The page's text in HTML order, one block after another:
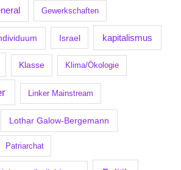
Gewerkschaften
Israel kapitalismus
Klasse Klima/Ökologie
Linker Mainstream
Lothar Galow-Bergemann
Patriarchat